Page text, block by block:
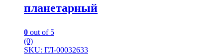
планетарный
0 out of 5
(0)
SKU: ГЛ-00032633